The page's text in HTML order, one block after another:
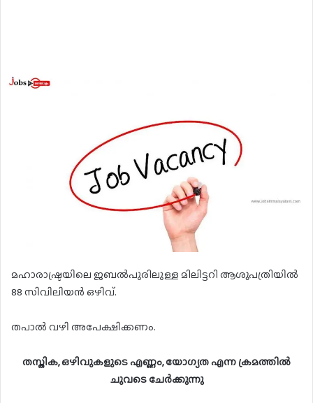
മഹാരാഷ്ട്രയിലെ ജബൽപുരിലുള്ള മിലിട്ടറി ആശുപത്രിയിൽ
88 സിവിലിയൻ ഒഴിവ്.
തപാൽ വഴി അപേക്ഷിക്കണം.
തസ്തിക, ഒഴിവുകളുടെ എണ്ണം, യോഗ്യത എന്ന ക്രമത്തിൽ
ചുവടെ ചേർക്കുന്നു